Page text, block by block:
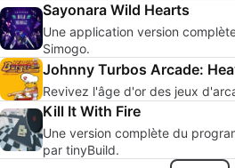
Sayonara Wild Hearts
Une application version
Simogo.
Johnny Turbos Arcade:
Revivez l'âge d'or des jeux
Kill It With Fire
Une version complète du
par tinyBuild.